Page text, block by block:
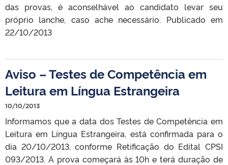
das provas, é aconselhável ao candidato levar seu
próprio lanche, caso ache necessário. Publicado em
22/10/2013
Aviso – Testes de Competência em
Leitura em Língua Estrangeira
10/10/2013
Informamos que a data dos Testes de Competência em
Leitura em Língua Estrangeira, está confirmada para o
dia 20/10/2013, conforme Retificação do Edital CPSI
093/2013. A prova começará às 10h e terá duração de